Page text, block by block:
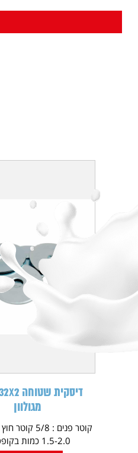
מגולוון
1.5-2.0 כמות בקופסא...